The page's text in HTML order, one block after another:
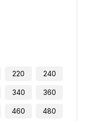
220 240
340 360
460 480